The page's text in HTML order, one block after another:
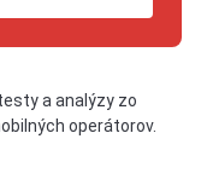
a analýzy zo
operátorov.